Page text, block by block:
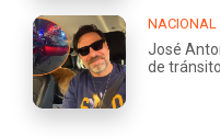
NACIONAL
José
de